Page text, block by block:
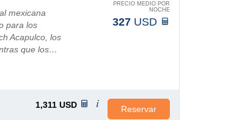
mexicana
para los
Acapulco, los
que los…
PRECIO MEDIO POR
NOCHE
327 USD
1,311 USD Reservar